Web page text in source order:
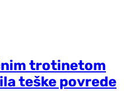
trotinetom
teške povrede